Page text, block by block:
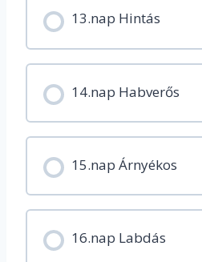
13.nap Hintás
14.nap Habverős
15.nap Árnyékos
16.nap Labdás